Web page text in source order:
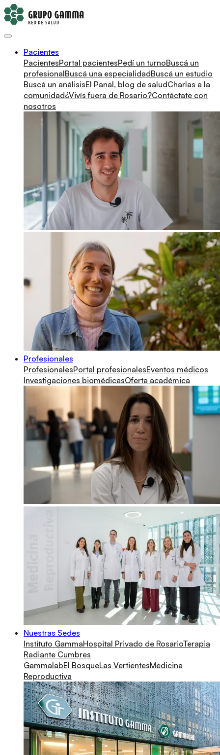
Pacientes
PacientesPortal pacientesPedí un turnoBuscá un
profesionalBuscá una especialidadBuscá un estudio
Buscá un análisisEl Panal, blog de saludCharlas a la
comunidad¿Vivís fuera de Rosario?Contáctate con
nosotros
Profesionales
ProfesionalesPortal profesionalesEventos médicos
Investigaciones biomédicasOferta académica
Nuestras Sedes
Instituto GammaHospital Privado de RosarioTerapia
Radiante Cumbres
GammalabEl BosqueLas VertientesMedicina
Reproductiva